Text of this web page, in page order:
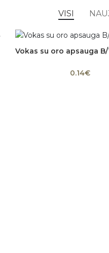
VISI
Į krepšelį
Vokas su oro apsauga B/
0.14€